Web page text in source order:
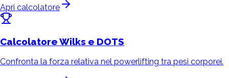
Apri calcolatore
CalcolatoreWilks e DOTS
Confronta la forza relativa nel powerlifting tra pesi corporei.